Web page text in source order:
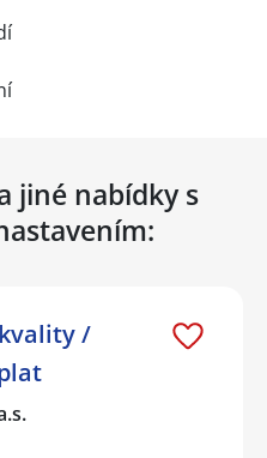
jiné nabídky s
/